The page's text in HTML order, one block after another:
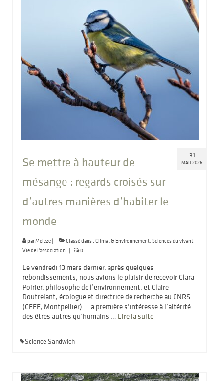
31
MAR 2026
Se mettre à hauteur de
mésange : regards croisés sur
d’autres manières d’habiter le
monde
parMeleze | Classé dans : Climat & Environnement, Sciences du vivant,
Vie de l'association
| 0
Le vendredi 13 mars dernier, après quelques
rebondissements, nous avions le plaisir de recevoir Clara
Poirier, philosophe de l’environnement, et Claire
Doutrelant, écologue et directrice de recherche au CNRS
(CEFE, Montpellier). La première s’intéresse à l’altérité
des êtres autres qu’humains … Lire la suite­­
Science Sandwich